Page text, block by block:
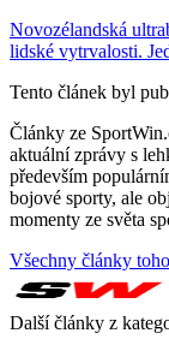
Novozélandská
lidské vytrvalosti.
Tento článek byl
Články ze
aktuální zprávy s
především
bojové sporty, ale
momenty ze světa
Všechny články
Další články z